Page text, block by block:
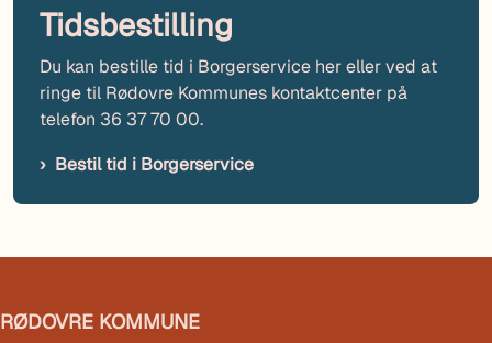
Tidsbestilling
Du kan bestille tid i Borgerservice her eller ved at
ringe til Rødovre Kommunes kontaktcenter på
telefon 36 37 70 00.
Bestil tid i Borgerservice
RØDOVRE KOMMUNE